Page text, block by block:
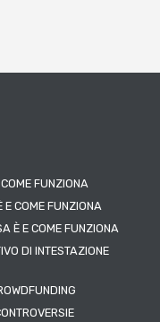
FUNZIONA
E COME FUNZIONA
È E COME FUNZIONA
DI INTESTAZIONE